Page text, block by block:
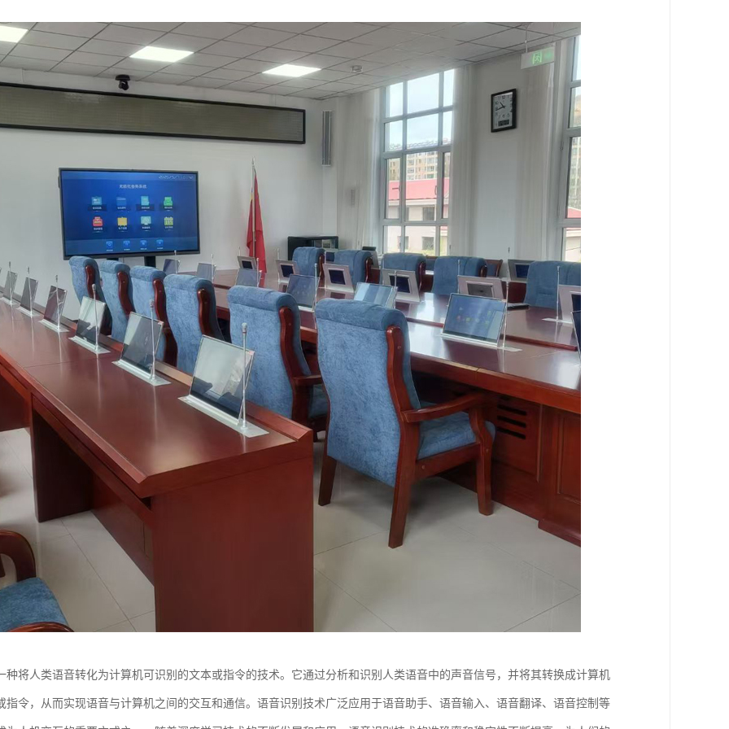
种将人类语音转化为计算机可识别的文本或指令的技术。它通过分析和识别人类语音中的声音信号，并将其转换成计算机
指令，从而实现语音与计算机之间的交互和通信。语音识别技术广泛应用于语音助手、语音输入、语音翻译、语音控制等